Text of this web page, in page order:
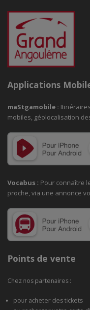
Applications
maStgamobile :
mobiles, géolocalisation
Vocabus : Pour connaître
proche, via une annonce
Points de vente
Chez nos partenaires :
pour acheter des tickets